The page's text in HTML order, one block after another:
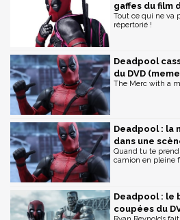
gaffes du film
Tout ce qui ne va
répertorié !
Deadpool
du DVD
The Merc with a
Deadpool : la
dans une
Quand tu te
camion en pleine
Deadpool : le
coupées du